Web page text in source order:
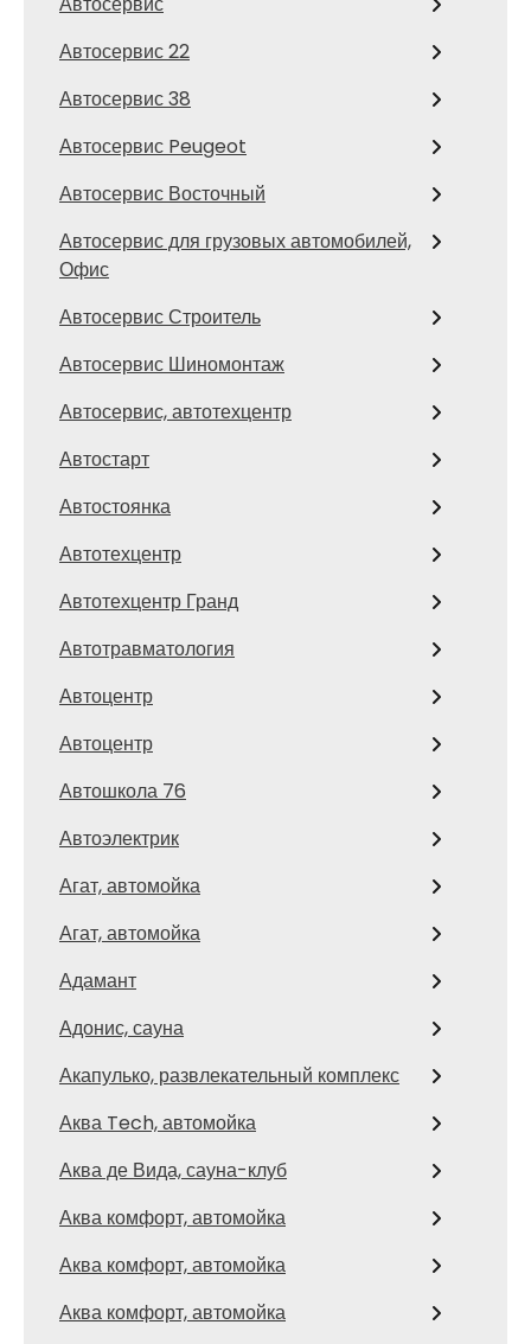
Автосервис 22
Автосервис 38
Автосервис Peugeot
Автосервис Восточный
Автосервис для грузовых автомобилей,
Офис
Автосервис Строитель
Автосервис Шиномонтаж
Автосервис, автотехцентр
Автостарт
Автостоянка
Автотехцентр
Автотехцентр Гранд
Автотравматология
Автоцентр
Автоцентр
Автошкола 76
Автоэлектрик
Агат, автомойка
Агат, автомойка
Адамант
Адонис, сауна
Акапулько, развлекательный комплекс
Аква Tech, автомойка
Аква де Вида, сауна-клуб
Аква комфорт, автомойка
Аква комфорт, автомойка
Аква комфорт, автомойка